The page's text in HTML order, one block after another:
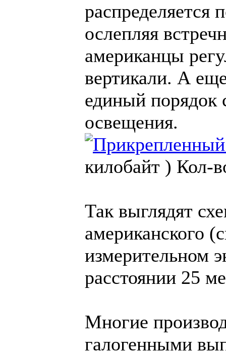
распределяется
ослепляя
американцы
вертикали. А
единый порядок
освещения.
килобайт ) Кол-
Так выглядят
американского
измерительном
расстоянии 25
Многие
галогенными